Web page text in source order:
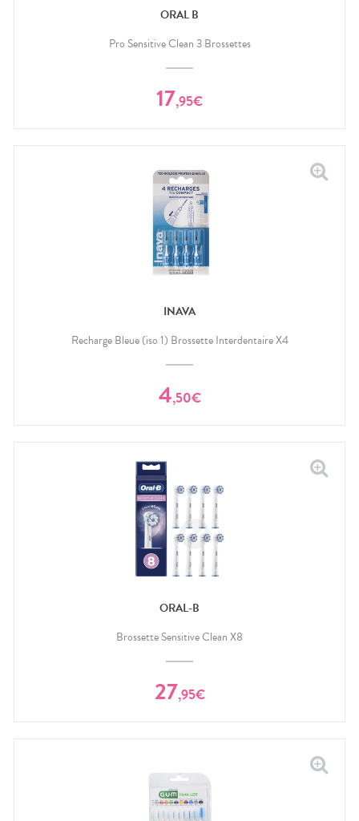
ORAL B
Pro Sensitive Clean 3 Brossettes
17,95€
INAVA
Recharge Bleue (iso 1) Brossette Interdentaire X4
4,50€
ORAL-B
Brossette Sensitive Clean X8
27,95€